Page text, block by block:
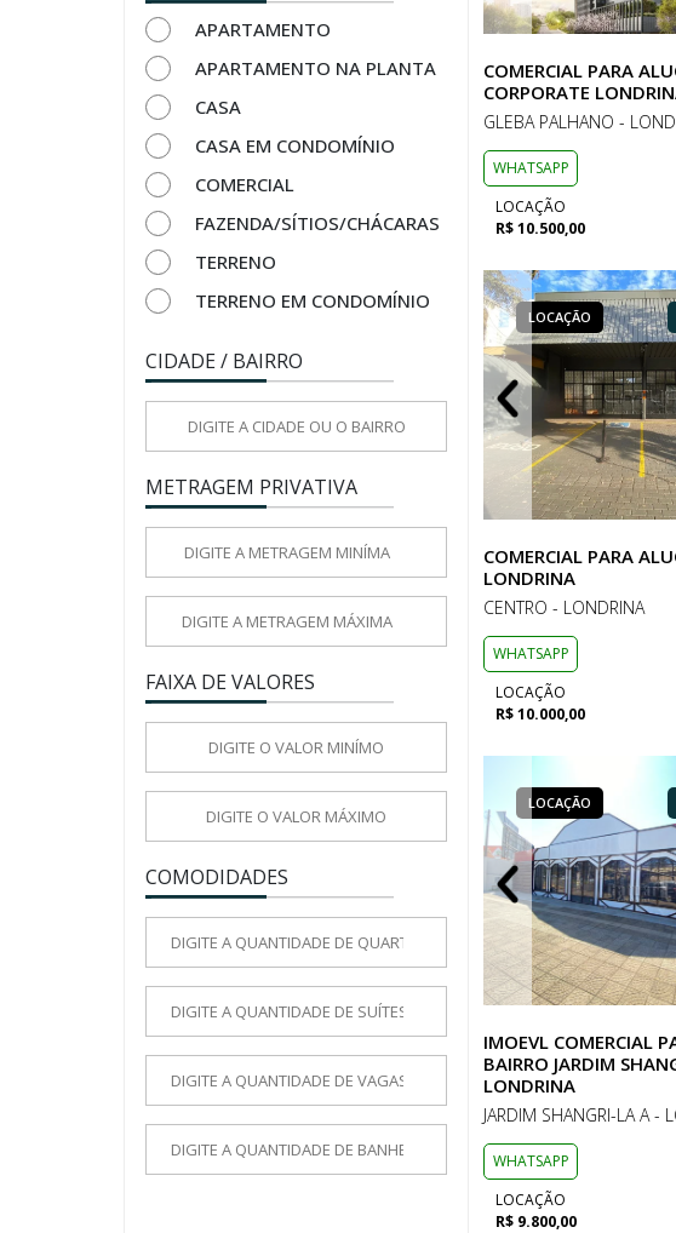
APARTAMENTO
APARTAMENTO NA PLANTA
CASA
CASA EM CONDOMÍNIO
COMERCIAL
FAZENDA/SÍTIOS/CHÁCARAS
TERRENO
TERRENO EM CONDOMÍNIO
CIDADE / BAIRRO
METRAGEM PRIVATIVA
FAIXA DE VALORES
COMODIDADES
COMERCIAL PARA
CORPORATE
GLEBA PALHANO -
WHATSAPP
LOCAÇÃO
R$ 10.500,00
LOCAÇÃO
COMERCIAL PARA
LONDRINA
CENTRO - LONDRINA
WHATSAPP
LOCAÇÃO
R$ 10.000,00
LOCAÇÃO
LOCAÇÃO
IMOEVL COMERCIAL
BAIRRO JARDIM
LONDRINA
JARDIM SHANGRI-LA A -
WHATSAPP
LOCAÇÃO
R$ 9.800,00
LOCAÇÃO